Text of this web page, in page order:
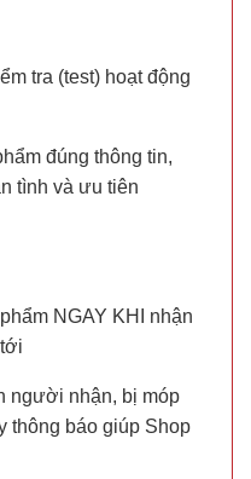
tra (test) hoạt động
đúng thông tin,
tình và ưu tiên
NGAY KHI nhận
người nhận, bị móp
thông báo giúp Shop